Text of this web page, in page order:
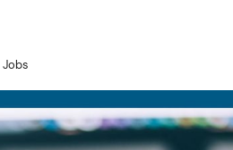
Jobs